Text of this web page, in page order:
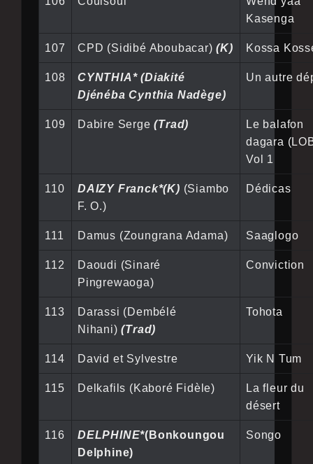
Kasenga
107 CPD (Sidibé Aboubacar)(K) Kossa
108
CYNTHIA* (Diakité
Djénéba Cynthia Nadège)
Un autre
109 Dabire Serge(Trad)
Le balafon
dagara
Vol 1
110 DAIZY Franck*(K) (Siambo
F. O.)
Dédicas
111 Damus (Zoungrana Adama) Saaglogo
112
Daoudi (Sinaré
Pingrewaoga)
Conviction
113
Darassi (Dembélé
Nihani)(Trad)
Tohota
114 David et Sylvestre Yik N Tum
115 Delkafils (Kaboré Fidèle)
La fleur du
désert
116 DELPHINE*(Bonkoungou
Delphine)
Songo